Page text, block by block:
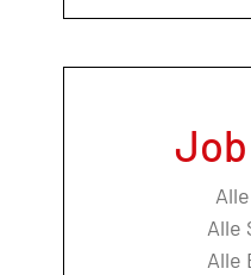
Job
Alle
Alle
Alle